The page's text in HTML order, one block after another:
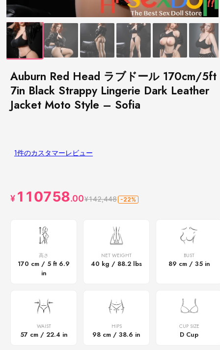
Auburn Red Head ラブドール 170cm/5ft
7in Black Strappy Lingerie Dark Leather
Jacket Moto Style – Sofia
1件のカスタマーレビュー
¥ 110758.00¥142,448 -22%
高さ
170 cm / 5 ft 6.9
in
NET WEIGHT
40 kg / 88.2 lbs
BUST
89 cm / 35 in
WAIST
57 cm / 22.4 in
HIPS
98 cm / 38.6 in
CUP SIZE
D Cup